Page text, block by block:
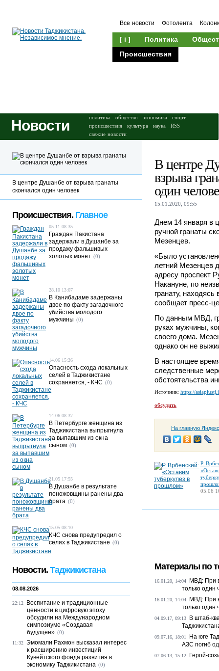
Все новости Фотолента
[ i ] Политика
Происшествия
Новости политика общество экономика
спорт
происшествия
культура наука
RSS
свежие новости
В центре
взрыва
один
15.01.2020, 09:55
Днем 14 января в
ручной гранаты
Мезенцев.
«Было
летний Мезенцев
адресу проспект
Накануне, по
гранату, находясь
сообщает пресс-
По данным МВД,
руках мужчины,
своего дома.
однако он не
В настоящее
следственные
обстоятельства
Источник: https://
обсудить
На главную
Р.
05.06
Материалы по
16.01.20, 14:04
МВД: При
только один
16.01.20, 14:04
МВД: При
только один
04.09.17, 09:13
В штаб-
09.07.16, 18:01
На юге
АЗС погиб
07.06.13, 15:12 Герой-
В центре Душанбе от взрыва гранаты
скончался один человек
Происшествия. Главное
05.11 08:35
Граждан Пакистана
задержали в Душанбе за
продажу фальшивых
золотых монет (0)
28.10 13:07
В Канибадаме задержаны
двое по факту загадочного
убийства молодого
мужчины (0)
14.06 15:26
Опасность схода локальных
селей в Таджикистане
сохраняется, - КЧС (0)
14.06 08:37
В Петербурге женщина из
Таджикистана выпрыгнула
за выпавшим из окна
сыном (0)
21.05 17:55
В Душанбе в результате
поножовщины ранены два
брата (0)
15.05 08:10
КЧС снова предупредил о
селях в Таджикистане (0)
Новости. Таджикистана
08.08.2026
22:12
Воспитание и традиционные
ценности в цифровую эпоху
обсудили на Международном
симпозиуме «Создавая
будущее» (0)
11:32 Эмомали Рахмон высказал интерес
к расширению инвестиций
Кувейтского фонда развития в
экономику Таджикистана (0)